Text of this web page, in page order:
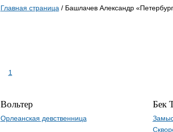
Главная страница / Башлачев Александр
1
Вольтер
Орлеанская девственница
Бек